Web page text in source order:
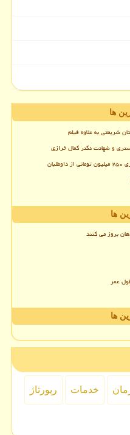
ها
شریعتی به علاوه فیلم
و شهادت دکتر کمال خرازی
ها
بروز می کنند
ها
خدمات رپورتاژ